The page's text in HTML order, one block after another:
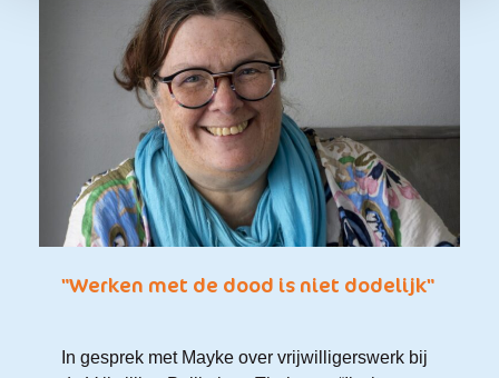
"Werken met de dood is niet dodelijk"
In gesprek met Mayke over vrijwilligerswerk bij